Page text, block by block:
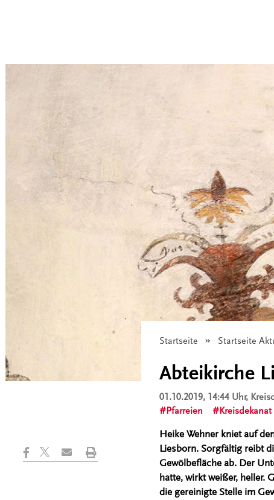
Startseite Startseite
Abteikirche
01.10.2019, 14:44 Uhr,
Pfarreien
Heike Wehner kniet auf
Liesborn. Sorgfältig reibt
Gewölbefläche ab. Der
hatte, wirkt weißer, heller.
die gereinigte Stelle im